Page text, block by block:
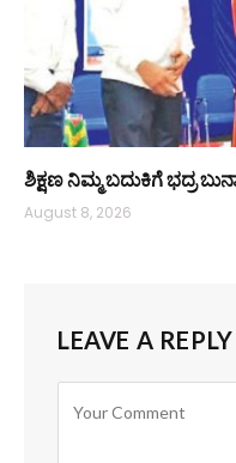
ಶಿಕ್ಷಣ ನಿಮ್ಮ ಬದುಕಿಗೆ ಭದ್ರ
August 8, 2026
LEAVE A REPLY